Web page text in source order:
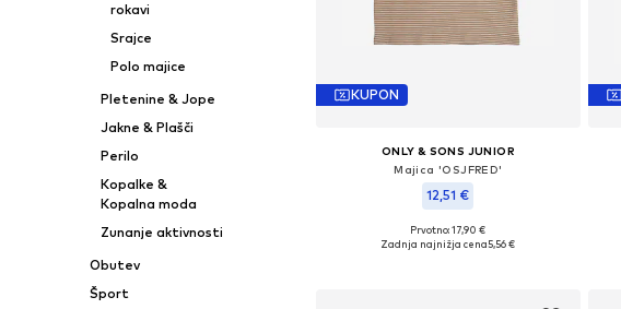
rokavi
Srajce
Polo majice
Pletenine & Jope
Jakne & Plašči
Perilo
Kopalke &
Kopalna moda
Zunanje aktivnosti
Obutev
Šport
KUPON
ONLY & SONS JUNIOR
Majica 'OSJFRED'
12,51 €
Prvotno: 17,90 €
Zadnja najnižja cena5,56 €